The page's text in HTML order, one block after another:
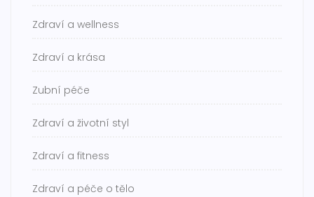
Zdraví a wellness
Zdraví a krása
Zubní péče
Zdraví a životní styl
Zdraví a fitness
Zdraví a péče o tělo